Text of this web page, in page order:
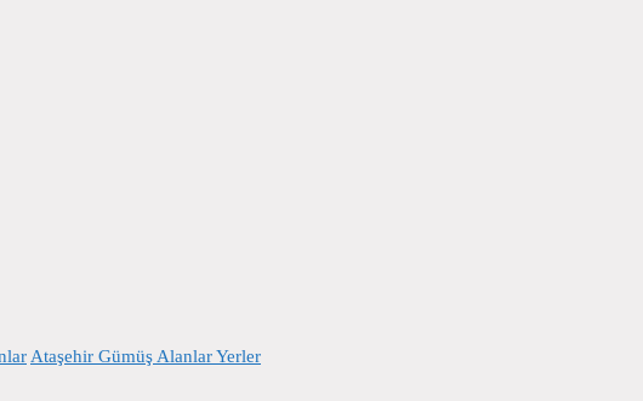
Ataşehir Gümüş Alanlar Yerler